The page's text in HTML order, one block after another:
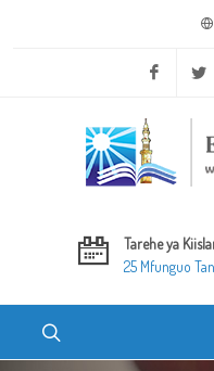
Tarehe ya
25 Mfunguo